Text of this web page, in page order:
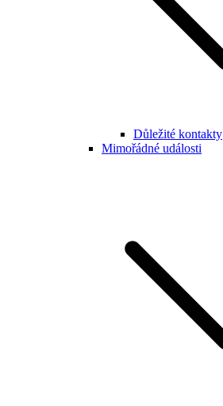
Důležité kontakty
Mimořádné události